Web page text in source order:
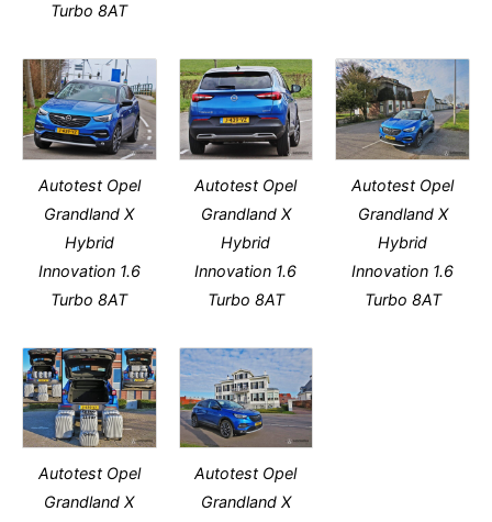
Turbo 8AT
Autotest Opel
Grandland X
Hybrid
Innovation 1.6
Turbo 8AT
Autotest Opel
Grandland X
Hybrid
Innovation 1.6
Turbo 8AT
Autotest Opel
Grandland X
Hybrid
Innovation 1.6
Turbo 8AT
Autotest Opel
Grandland X
Autotest Opel
Grandland X